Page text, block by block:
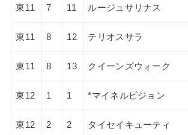
東11 7 11 ルージュサリナス
東11 8 12 テリオスサラ
東11 8 13 クイーンズウォーク
東12 1 1 *マイネルビジョン
東12 2 2 タイセイキューティ